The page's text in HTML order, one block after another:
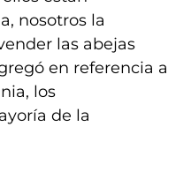
nosotros la
las abejas
en referencia a
los
de la